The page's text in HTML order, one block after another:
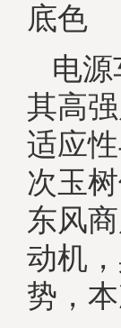
底色
电
其高
适应
次玉
东风
动机
势，